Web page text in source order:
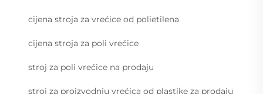
cijena stroja za vrećice od polietilena
cijena stroja za poli vrećice
stroj za poli vrećice na prodaju
stroj za proizvodnju vrećica od plastike za prodaju